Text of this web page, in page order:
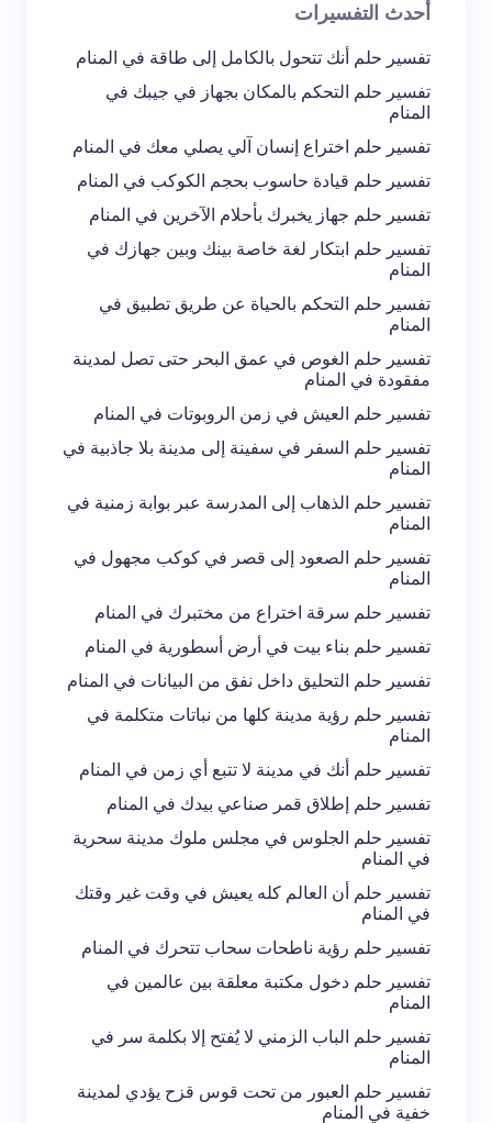
احفظ اسمي والبريد الإلكتروني في هذا المتصفح
لاستخدامه في المرة المقبلة في تعليقي.
أحدث التفسيرات
تفسير حلم أنك تتحول بالكامل إلى طاقة في المنام
تفسير حلم التحكم بالمكان بجهاز في جيبك في
المنام
تفسير حلم اختراع إنسان آلي يصلي معك في المنام
تفسير حلم قيادة حاسوب بحجم الكوكب في المنام
تفسير حلم جهاز يخبرك بأحلام الآخرين في المنام
تفسير حلم ابتكار لغة خاصة بينك وبين جهازك في
المنام
تفسير حلم التحكم بالحياة عن طريق تطبيق في
المنام
تفسير حلم الغوص في عمق البحر حتى تصل لمدينة
مفقودة في المنام
تفسير حلم العيش في زمن الروبوتات في المنام
تفسير حلم السفر في سفينة إلى مدينة بلا جاذبية في
المنام
تفسير حلم الذهاب إلى المدرسة عبر بوابة زمنية في
المنام
تفسير حلم الصعود إلى قصر في كوكب مجهول في
المنام
تفسير حلم سرقة اختراع من مختبرك في المنام
تفسير حلم بناء بيت في أرض أسطورية في المنام
تفسير حلم التحليق داخل نفق من البيانات في المنام
تفسير حلم رؤية مدينة كلها من نباتات متكلمة في
المنام
تفسير حلم أنك في مدينة لا تتبع أي زمن في المنام
تفسير حلم إطلاق قمر صناعي بيدك في المنام
تفسير حلم الجلوس في مجلس ملوك مدينة سحرية
في المنام
تفسير حلم أن العالم كله يعيش في وقت غير وقتك
في المنام
تفسير حلم رؤية ناطحات سحاب تتحرك في المنام
تفسير حلم دخول مكتبة معلقة بين عالمين في
المنام
تفسير حلم الباب الزمني لا يُفتح إلا بكلمة سر في
المنام
تفسير حلم العبور من تحت قوس قزح يؤدي لمدينة
خفية في المنام